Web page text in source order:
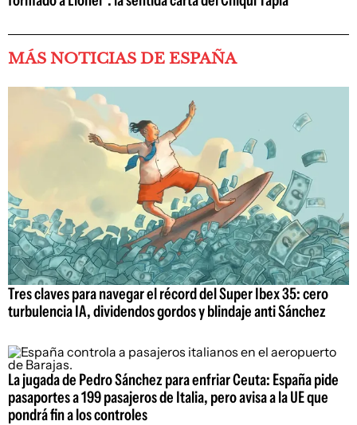
MÁS NOTICIAS DE ESPAÑA
Tres claves para navegar el récord del Super Ibex 35: cero
turbulencia IA, dividendos gordos y blindaje anti Sánchez
La jugada de Pedro Sánchez para enfriar Ceuta: España pide
pasaportes a 199 pasajeros de Italia, pero avisa a la UE que
pondrá fin a los controles